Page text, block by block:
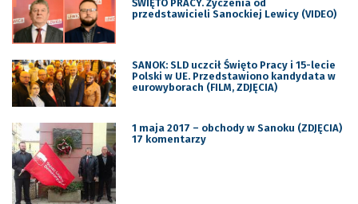
ŚWIĘTO PRACY. Życzenia od
przedstawicieli Sanockiej Lewicy (VIDEO)
SANOK: SLD uczcił Święto Pracy i 15-lecie
Polski w UE. Przedstawiono kandydata w
eurowyborach (FILM, ZDJĘCIA)
1 maja 2017 – obchody w Sanoku (ZDJĘCIA)
17 komentarzy